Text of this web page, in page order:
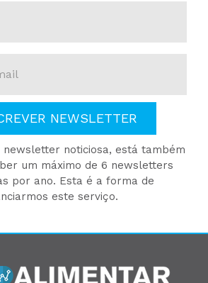
NEWSLETTER
noticiosa, está também
um máximo de 6 newsletters
por ano. Esta é a forma de
este serviço.